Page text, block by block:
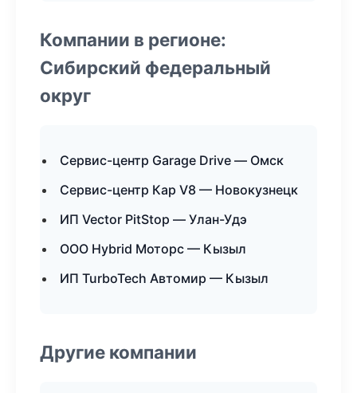
Компании в регионе:
Сибирский федеральный
округ
Сервис-центр Garage Drive — Омск
Сервис-центр Кар V8 — Новокузнецк
ИП Vector PitStop — Улан-Удэ
ООО Hybrid Моторс — Кызыл
ИП TurboTech Автомир — Кызыл
Другие компании